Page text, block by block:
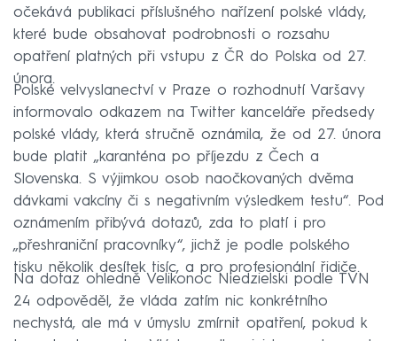
očekává publikaci příslušného nařízení polské vlády,
které bude obsahovat podrobnosti o rozsahu
opatření platných při vstupu z ČR do Polska od 27.
února.
Polské velvyslanectví v Praze o rozhodnutí Varšavy
informovalo odkazem na Twitter kanceláře předsedy
polské vlády, která stručně oznámila, že od 27. února
bude platit „karanténa po příjezdu z Čech a
Slovenska. S výjimkou osob naočkovaných dvěma
dávkami vakcíny či s negativním výsledkem testu“. Pod
oznámením přibývá dotazů, zda to platí i pro
„přeshraniční pracovníky“, jichž je podle polského
tisku několik desítek tisíc, a pro profesionální řidiče.
Na dotaz ohledně Velikonoc Niedzielski podle TVN
24 odpověděl, že vláda zatím nic konkrétního
nechystá, ale má v úmyslu zmírnit opatření, pokud k